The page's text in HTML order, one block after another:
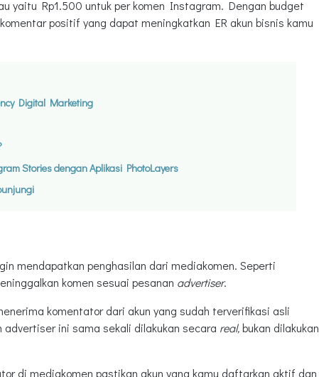
yaitu Rp1.500 untuk per komen Instagram. Dengan budget
positif yang dapat meningkatkan ER akun bisnis kamu
Digital Marketing
Stories dengan Aplikasi PhotoLayers
mendapatkan penghasilan dari mediakomen. Seperti
komen sesuai pesanan advertiser.
komentator dari akun yang sudah terverifikasi asli
ini sama sekali dilakukan secara real,bukan dilakukan
di mediakomen pastikan akun yang kamu daftarkan aktif dan